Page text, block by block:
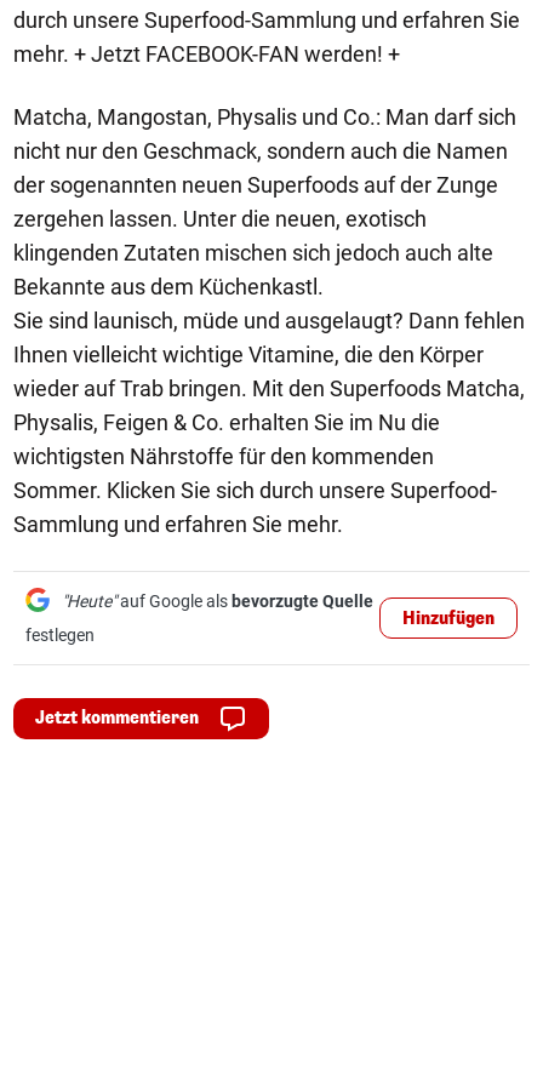
durch unsere Superfood-Sammlung und erfahren Sie
mehr. + Jetzt FACEBOOK-FAN werden! +
Matcha, Mangostan, Physalis und Co.: Man darf sich
nicht nur den Geschmack, sondern auch die Namen
der sogenannten neuen Superfoods auf der Zunge
zergehen lassen. Unter die neuen, exotisch
klingenden Zutaten mischen sich jedoch auch alte
Bekannte aus dem Küchenkastl.
Sie sind launisch, müde und ausgelaugt? Dann fehlen
Ihnen vielleicht wichtige Vitamine, die den Körper
wieder auf Trab bringen. Mit den Superfoods Matcha,
Physalis, Feigen & Co. erhalten Sie im Nu die
wichtigsten Nährstoffe für den kommenden
Sommer. Klicken Sie sich durch unsere Superfood-
Sammlung und erfahren Sie mehr.
"Heute"auf Google als bevorzugte Quelle
festlegen
Hinzufügen
Jetzt kommentieren